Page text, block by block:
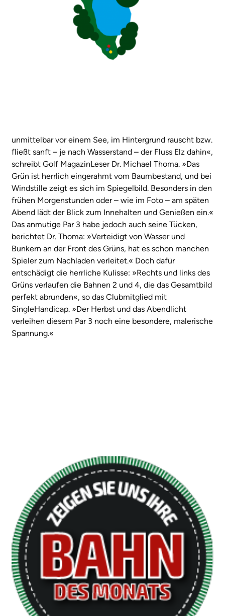
unmittelbar vor einem See, im Hintergrund rauscht bzw.
fließt sanft – je nach Wasserstand – der Fluss Elz dahin«,
schreibt Golf MagazinLeser Dr. Michael Thoma. »Das
Grün ist herrlich eingerahmt vom Baumbestand, und bei
Windstille zeigt es sich im Spiegelbild. Besonders in den
frühen Morgenstunden oder – wie im Foto – am späten
Abend lädt der Blick zum Innehalten und Genießen ein.«
Das anmutige Par 3 habe jedoch auch seine Tücken,
berichtet Dr. Thoma: »Verteidigt von Wasser und
Bunkern an der Front des Grüns, hat es schon manchen
Spieler zum Nachladen verleitet.« Doch dafür
entschädigt die herrliche Kulisse: »Rechts und links des
Grüns verlaufen die Bahnen 2 und 4, die das Gesamtbild
perfekt abrunden«, so das Clubmitglied mit
SingleHandicap. »Der Herbst und das Abendlicht
verleihen diesem Par 3 noch eine besondere, malerische
Spannung.«